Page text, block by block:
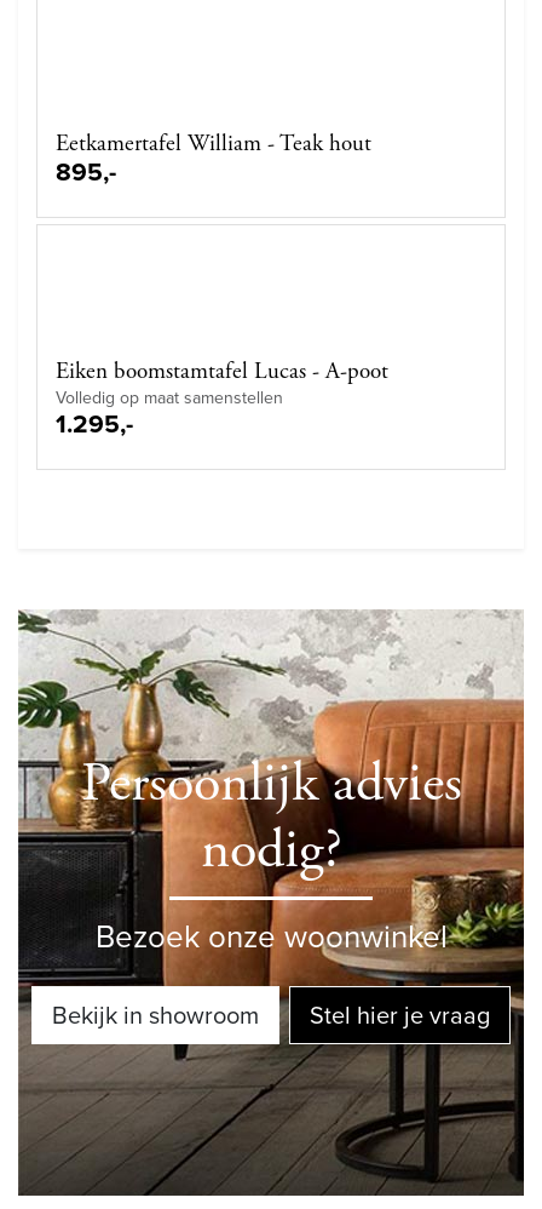
Eetkamertafel William - Teak hout
895,-
Eiken boomstamtafel Lucas - A-poot
Volledig op maat samenstellen
1.295,-
Persoonlijk advies
nodig?
Bezoek onze woonwinkel
Bekijk in showroom Stel hier je vraag